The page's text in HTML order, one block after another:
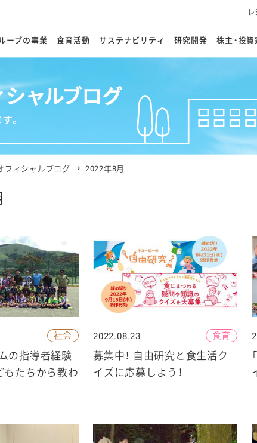
ープの事業 食育活動
会 オープンキッチン（工場見学） マヨテラス（
食に関する情報提供
サステナビリティ
生物多様性の保全 食と健康へ
ガバナンス
各種報告書
団体 社会・環境活動の歴史
研究開発
ン 研究開発スタイル 学会発表・論文
株主・投
まへ
株式情報 IRカレンダー
問 ディスクロージャーポリシー 電子公告
体験・エンタ
業務用商品 病院・施設
社会
の指導者経験
もたちから教わ
食育
2022.08.23
募集中！ 自由研究と食生活ク
イズに応募しよう！
フィシャルブログ 2022年8月